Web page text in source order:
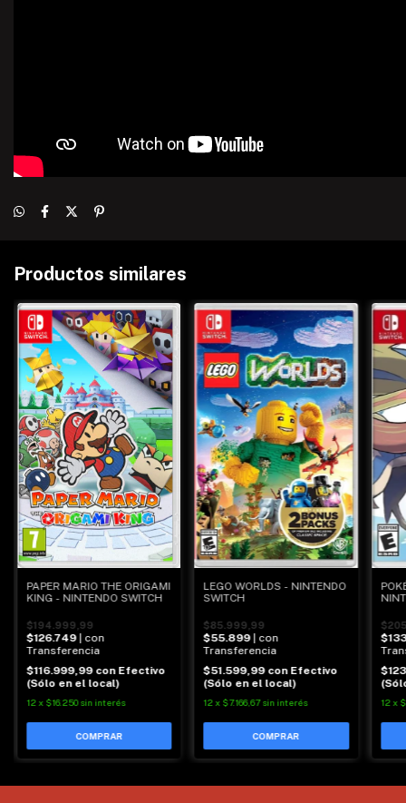
Productos similares
PAPER MARIO THE ORIGAMI
KING - NINTENDO SWITCH
$194.999,99
$126.749
| con
Transferencia
$116.999,99 con Efectivo
(Sólo en el local)
12x $16.250 sin interés
LEGO WORLDS - NINTENDO
SWITCH
$85.999,99
$55.899
| con
Transferencia
$51.599,99 con Efectivo
(Sólo en el local)
12 x $7.166,67 sin interés 12 x